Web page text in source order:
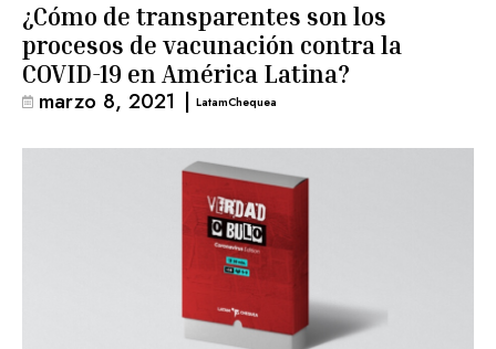
¿Cómo de transparentes son los
procesos de vacunación contra la
COVID-19 en América Latina?
marzo 8, 2021 | LatamChequea